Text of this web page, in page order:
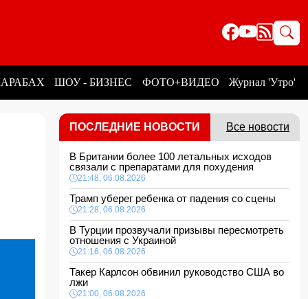
ШОУ - БИЗНЕС ФОТО+ВИДЕО Журнал 'Утро'
ПОСЛЕДНИЕ НОВОСТИ Все новости
В Британии более 100 летальных исходов
связали с препаратами для похудения
21:48, 06.08.2026
Трамп уберег ребенка от падения со сцены
21:28, 06.08.2026
В Турции прозвучали призывы пересмотреть
отношения с Украиной
21:16, 06.08.2026
Такер Карлсон обвинил руководство США во
лжи
21:00, 06.08.2026